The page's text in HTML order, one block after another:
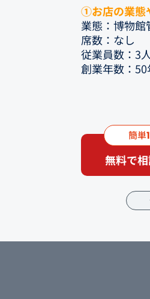
①お店の業態
業態：博物館
席数：なし
従業員数：3人
創業年数：50
ごとはなん
（媒体費用、
持っていた
だったので、
想はどうでし
簡単1
無料で